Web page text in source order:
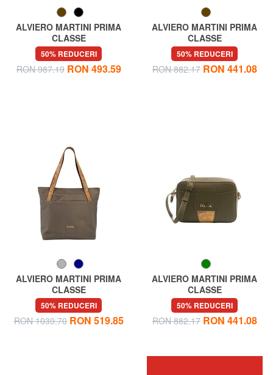
ALVIERO MARTINI PRIMA
CLASSE
SCOTTISH CAVIAR Geantă
de umăr, dublă portabilitate
50% REDUCERI
RON 987.19 RON 493.59
ALVIERO MARTINI PRIMA
CLASSE
SCOTTISH CAVIAR Geantă
de umăr reglabilă
50% REDUCERI
RON 882.17 RON 441.08
ALVIERO MARTINI PRIMA
CLASSE
STORMY NYLON Sacoșă de
cumpărături din nailon reciclat
50% REDUCERI
RON 1039.70 RON 519.85
ALVIERO MARTINI PRIMA
CLASSE
WINDY CITY Geantă de umăr
mini
50% REDUCERI
RON 882.17 RON 441.08